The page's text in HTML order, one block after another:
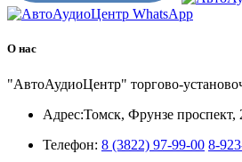
О нас
"АвтоАудиоЦентр" торгово-
Адрес:Томск, Фрунзе проспект,
Телефон: 8 (3822) 97-99-00 8-